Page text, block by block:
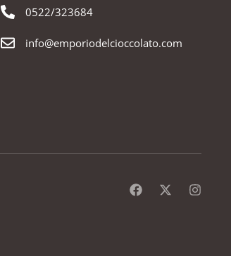
0522/323684
info@emporiodelcioccolato.com